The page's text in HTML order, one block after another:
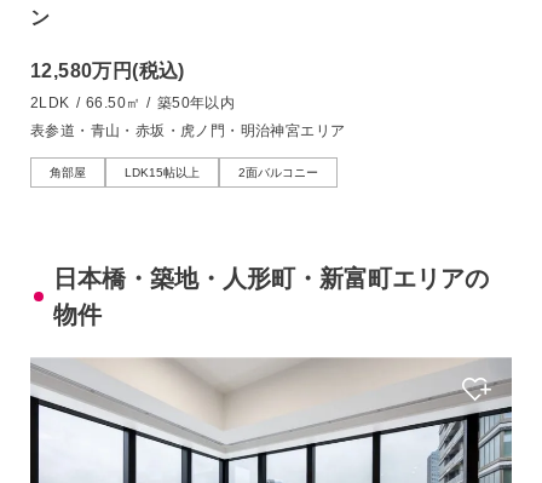
ン
12,580万円(税込)
2LDK / 66.50㎡ / 築50年以内
表参道・青山・赤坂・虎ノ門・明治神宮エリア
角部屋 LDK15帖以上 2面バルコニー
日本橋・築地・人形町・新富町エリアの
物件